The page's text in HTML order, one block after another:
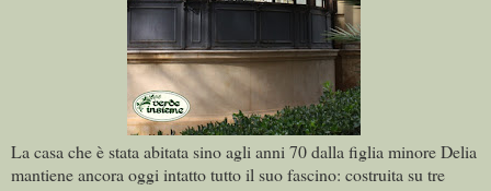
La casa che è stata abitata sino agli anni 70 dalla figlia minore Delia
mantiene ancora oggi intatto tutto il suo fascino: costruita su tre